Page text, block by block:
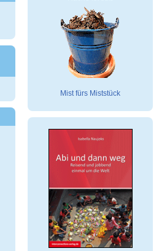
Mist fürs Miststück